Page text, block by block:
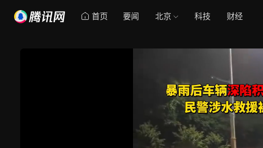
首页 要闻 北京 科技 财经